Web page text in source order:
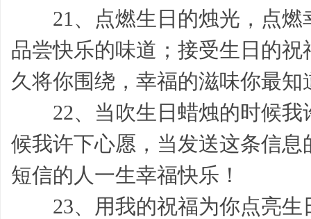
21、点燃生日的烛光，点燃
品尝快乐的味道；接受生日的
久将你围绕，幸福的滋味你最
22、当吹生日蜡烛的时候我
候我许下心愿，当发送这条信
短信的人一生幸福快乐！
23、用我的祝福为你点亮生